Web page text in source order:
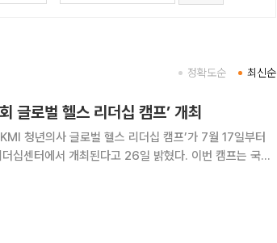
최신순
정확도순
글로벌 헬스 리더십 캠프’ 개최
청년의사 글로벌 헬스 리더십 캠프’가 7월 17일부터
서 개최된다고 26일 밝혔다. 이번 캠프는 국내
, 의료 불평등 등 국